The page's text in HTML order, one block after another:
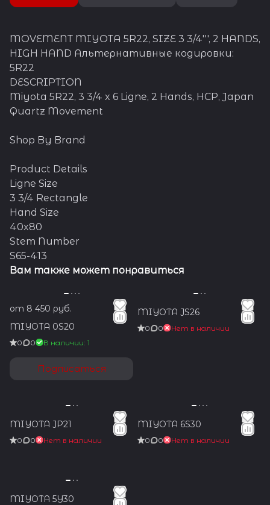
MOVEMENT MIYOTA 5R22, SIZE 3 3/4''', 2 HANDS,
HIGH HAND Альтернативные кодировки:
5R22
DESCRIPTION
Miyota 5R22, 3 3/4 x 6 Ligne, 2 Hands, HCP, Japan
Quartz Movement
Shop By Brand
Product Details
Ligne Size
3 3/4 Rectangle
Hand Size
40x80
Stem Number
S65-413
Вам также может понравиться
от 8 450 руб.
MIYOTA 0S20
0 0 В наличии: 1
Подписаться
MIYOTA JS26
0 0 Нет в наличии
MIYOTA JP21
0 0 Нет в наличии
MIYOTA 6S30
0 0 Нет в наличии
MIYOTA 5Y30